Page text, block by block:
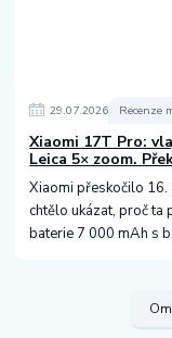
29.07.2026 Recenze
Xiaomi 17T Pro:
Leica 5× zoom.
Xiaomi přeskočilo
chtělo ukázat, proč ta
baterie 7 000 mAh s